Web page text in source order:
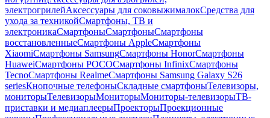
электрогрилейАксессуары для соковыжималокСредства для
ухода за техникойСмартфоны, ТВ и
электроникаСмартфоныСмартфоныСмартфоны
восстановленныеСмартфоны AppleСмартфоны
XiaomiСмартфоны SamsungСмартфоны HonorСмартфоны
HuaweiСмартфоны POCOСмартфоны InfinixСмартфоны
TecnoСмартфоны RealmeСмартфоны Samsung Galaxy S26
seriesКнопочные телефоныСкладные смартфоныТелевизоры,
мониторыТелевизорыМониторыМониторы-телевизорыТВ-
приставки и медиаплеерыПроекторыПроекционные